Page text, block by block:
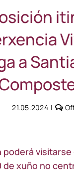
a
21.05.2024 |
poderá visitarse
de xuño no